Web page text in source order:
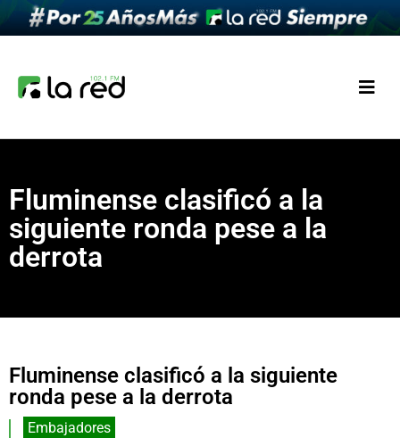
Fluminense clasificó a la
siguiente ronda pese a la
derrota
Fluminense clasificó a la siguiente
ronda pese a la derrota
Embajadores